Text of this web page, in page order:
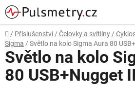
Přejít
na
obsah
Domů
/ Příslušenství / Čelovky a svítilny /
Sigma / Světlo na kolo Sigma Aura 80
Světlo na kolo
80 USB+Nugget II